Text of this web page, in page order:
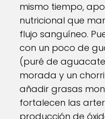
mismo tiempo,
nutricional que
flujo sanguíneo.
con un poco de
(puré de
morada y un
añadir grasas
fortalecen las
producción de